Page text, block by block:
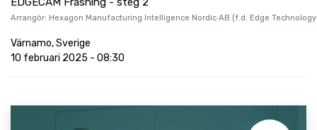
Arrangör: Hexagon Manufacturing Intelligence Nordic AB (f.d. Edge
Värnamo,Sverige
10 februari 2025 - 08:30